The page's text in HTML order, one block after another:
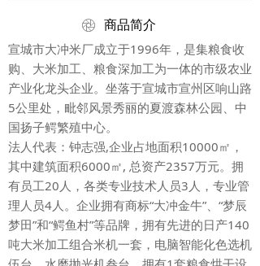
商品简介
宣城市大冲米厂成立于1996年，是集粮食收
购、大米加工、粮食深加工为一体的市级农业
产业化龙头企业。坐落于宣城市宣州区响山路
5公里处，毗邻风景秀丽的夏渡森林公园、中
国扬子鳄繁殖中心。
法人代表：钟志强,企业占地面积10000㎡，
其中建筑面积6000㎡, 总资产2357万元。拥
有员工20人，各类专业技术人员3人，专业管
理人员4人。企业拥有商标“大冲金牛”、“梦辰
梦田”和“鳄鱼村”等品牌，拥有先进的日产140
吨大米加工组合米机一套，电脑智能化色选机
ꁵ